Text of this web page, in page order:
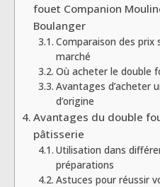
fouet Companion
Boulanger
Comparaison des prix
marché
Où acheter le double
Avantages d’acheter
d’origine
Avantages du double
pâtisserie
Utilisation dans
préparations
Astuces pour réussir